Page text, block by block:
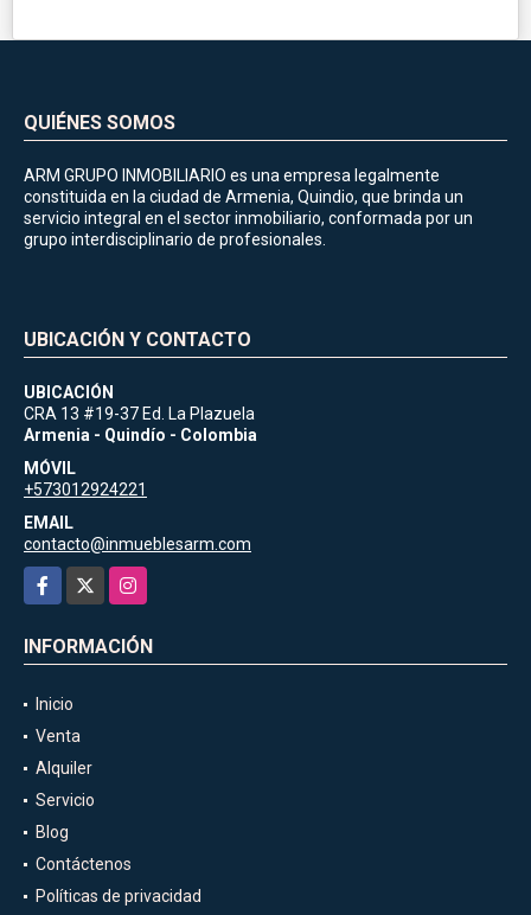
QUIÉNES SOMOS
ARM GRUPO INMOBILIARIO es una empresa legalmente
constituida en la ciudad de Armenia, Quindio, que brinda un
servicio integral en el sector inmobiliario, conformada por un
grupo interdisciplinario de profesionales.
UBICACIÓN Y CONTACTO
UBICACIÓN
CRA 13 #19-37 Ed. La Plazuela
Armenia - Quindío - Colombia
MÓVIL
+573012924221
EMAIL
contacto@inmueblesarm.com
Facebook
Instagram
INFORMACIÓN
Inicio
Venta
Alquiler
Servicio
Blog
Contáctenos
Políticas de privacidad